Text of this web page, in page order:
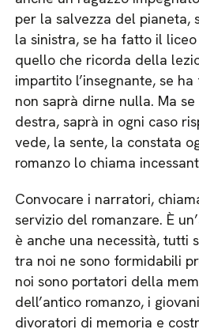
per la salvezza del pianeta,
la sinistra, se ha fatto il
quello che ricorda della
impartito l’insegnante, se
non saprà dirne nulla. Ma
destra, saprà in ogni caso
vede, la sente, la constata
romanzo lo chiama
Convocare i narratori,
servizio del romanzare. È
è anche una necessità, tutti
tra noi ne sono formidabili
noi sono portatori della
dell’antico romanzo, i
divoratori di memoria e